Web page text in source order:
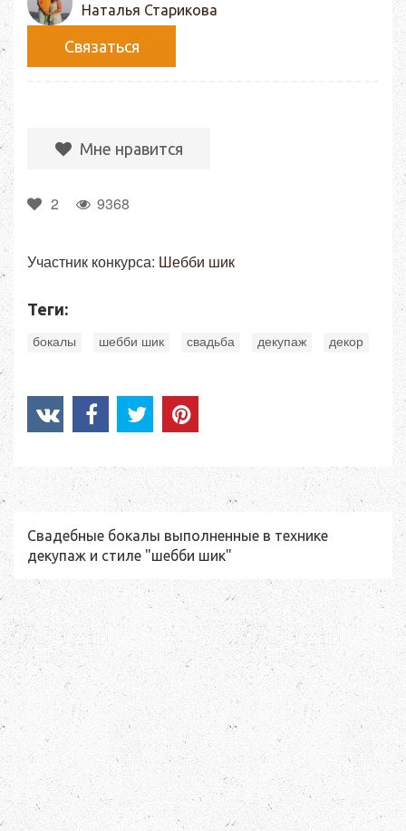
Наталья Старикова
Связаться
Мне нравится
2 9368
Участник конкурса: Шебби шик
Теги:
бокалы шебби шик свадьба декупаж декор
Свадебные бокалы выполненные в технике
декупаж и стиле "шебби шик"